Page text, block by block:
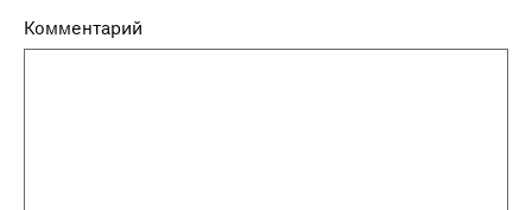
Комментарий